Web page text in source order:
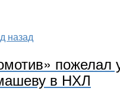
назад
пожелал
в НХЛ